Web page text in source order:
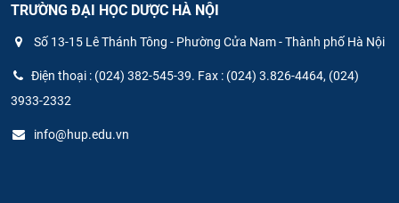
TRƯỜNG ĐẠI HỌC DƯỢC HÀ NỘI
Số 13-15 Lê Thánh Tông - Phường Cửa Nam - Thành phố Hà Nội
Điện thoại : (024) 382-545-39. Fax : (024) 3.826-4464, (024)
3933-2332
info@hup.edu.vn